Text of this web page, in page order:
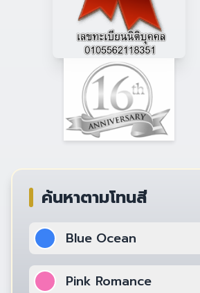
ค้นหาตามโทนสี
Blue Ocean
Pink Romance